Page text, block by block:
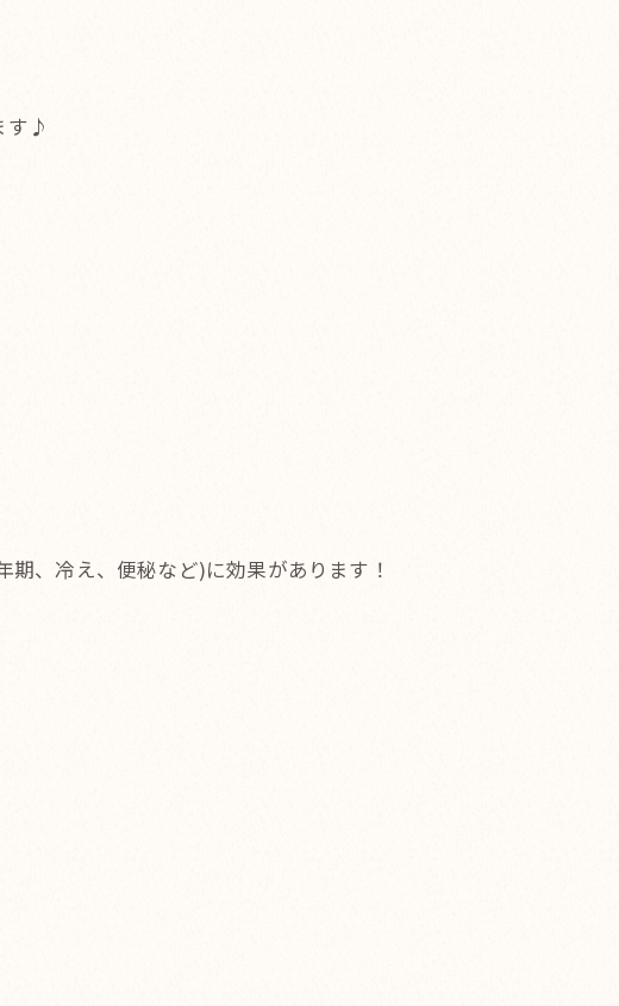
す♪
、冷え、便秘など)に効果があります！